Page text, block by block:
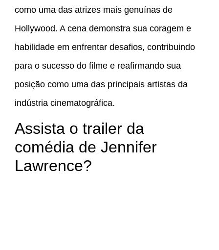
como uma das atrizes mais genuínas de
Hollywood. A cena demonstra sua coragem e
habilidade em enfrentar desafios, contribuindo
para o sucesso do filme e reafirmando sua
posição como uma das principais artistas da
indústria cinematográfica.
Assista o trailer da
comédia de Jennifer
Lawrence?